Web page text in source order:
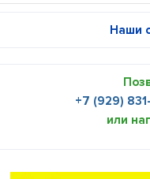
Наши
+7 (929)
или